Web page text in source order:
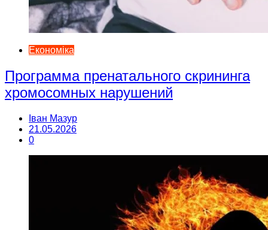
Економіка
Программа пренатального скрининга
хромосомных нарушений
Іван Мазур
21.05.2026
0